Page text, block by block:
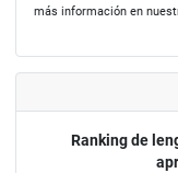
más información en
Ranking de